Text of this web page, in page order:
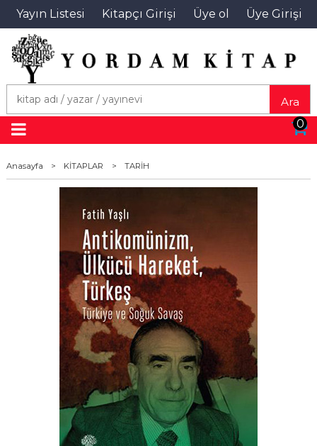
Yayın Listesi Kitapçı Girişi Üye ol Üye Girişi
Ara
0
Anasayfa > KİTAPLAR > TARİH